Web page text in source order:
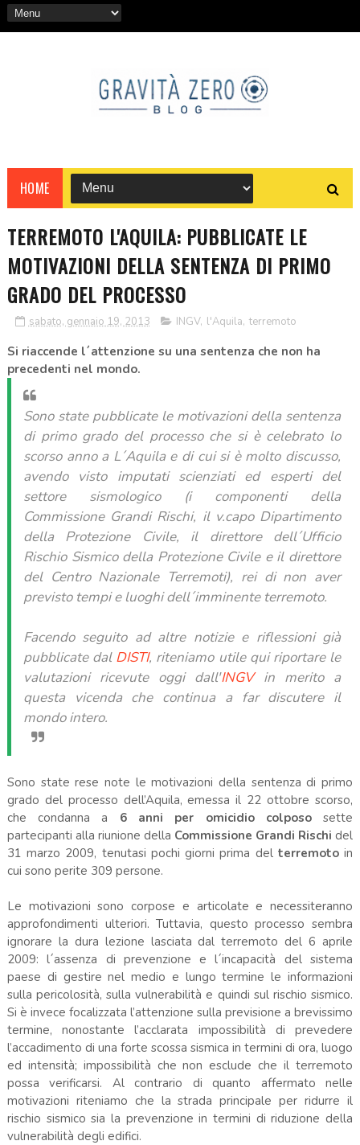
HOME
TERREMOTO L'AQUILA: PUBBLICATE LE
MOTIVAZIONI DELLA SENTENZA DI PRIMO
GRADO DEL PROCESSO
sabato, gennaio 19, 2013 INGV, l'Aquila, terremoto
Si riaccende l´attenzione su una sentenza che non ha
precedenti nel mondo.
Sono state pubblicate le motivazioni della sentenza
di primo grado del processo che si è celebrato lo
scorso anno a L´Aquila e di cui si è molto discusso,
avendo visto imputati scienziati ed esperti del
settore sismologico (i componenti della
Commissione Grandi Rischi, il v.capo Dipartimento
della Protezione Civile, il direttore dell´Ufficio
Rischio Sismico della Protezione Civile e il direttore
del Centro Nazionale Terremoti), rei di non aver
previsto tempi e luoghi dell´imminente terremoto.
Facendo seguito ad altre notizie e riflessioni già
pubblicate dal DISTI, riteniamo utile qui riportare le
valutazioni ricevute oggi dall'INGVin merito a
questa vicenda che continua a far discutere il
mondo intero.
Sono state rese note le motivazioni della sentenza di primo
grado del processo dell’Aquila, emessa il 22 ottobre scorso,
che condanna a 6 anni per omicidio colpososette
partecipanti alla riunione della Commissione Grandi Rischi del
31 marzo 2009, tenutasi pochi giorni prima del terremotoin
cui sono perite 309 persone.
Le motivazioni sono corpose e articolate e necessiteranno
approfondimenti ulteriori. Tuttavia, questo processo sembra
ignorare la dura lezione lasciata dal terremoto del 6 aprile
2009: l´assenza di prevenzione e l´incapacità del sistema
paese di gestire nel medio e lungo termine le informazioni
sulla pericolosità, sulla vulnerabilità e quindi sul rischio sismico.
Si è invece focalizzata l’attenzione sulla previsione a brevissimo
termine, nonostante l’acclarata impossibilità di prevedere
l’accadimento di una forte scossa sismica in termini di ora, luogo
ed intensità; impossibilità che non esclude che il terremoto
possa verificarsi. Al contrario di quanto affermato nelle
motivazioni riteniamo che la strada principale per ridurre il
rischio sismico sia la prevenzione in termini di riduzione della
vulnerabilità degli edifici.